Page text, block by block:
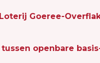
Goeree-
openbare